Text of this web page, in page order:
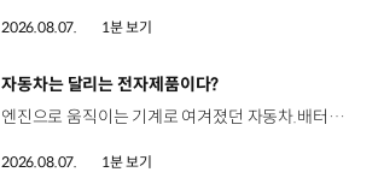
2026.08.07. 1분 보기
[동영상]
자동차는 달리는 전자제품이다?
엔진으로 움직이는 기계로 여겨졌던 자동차.배터리와 소프트웨어를 통해 어떻게 바뀌고 있을까요? 현대진행형 팟캐스트 EP.21에서 확인하세요.📻 #현대자동차그룹 #현대진행형 #모빌리티팟캐스트 #SDV #전기차 #연료 #미래모빌리티 #모빌리티
2026.08.07. 1분 보기